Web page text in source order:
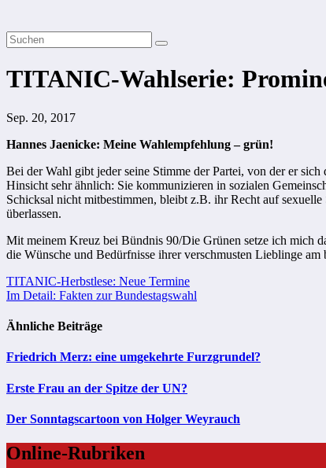
TITANIC-Wahlserie:
Sep. 20, 2017
Hannes Jaenicke: Meine Wahlempfehlung – grün!
Bei der Wahl gibt jeder seine Stimme der Partei, von der er
Hinsicht sehr ähnlich: Sie kommunizieren in sozialen
Schicksal nicht mitbestimmen, bleibt z.B. ihr Recht auf
überlassen.
Mit meinem Kreuz bei Bündnis 90/Die Grünen setze ich mich
die Wünsche und Bedürfnisse ihrer verschmusten Lieblinge
Beitragsnavigation
TITANIC-Herbstlese: Neue Termine
Im Detail: Fakten zur Bundestagswahl
Ähnliche Beiträge
Friedrich Merz: eine umgekehrte Furzgrundel?
Erste Frau an der Spitze der UN?
Der Sonntagscartoon von Holger Weyrauch
Online-Rubriken